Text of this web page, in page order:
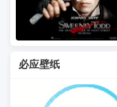
必应壁纸